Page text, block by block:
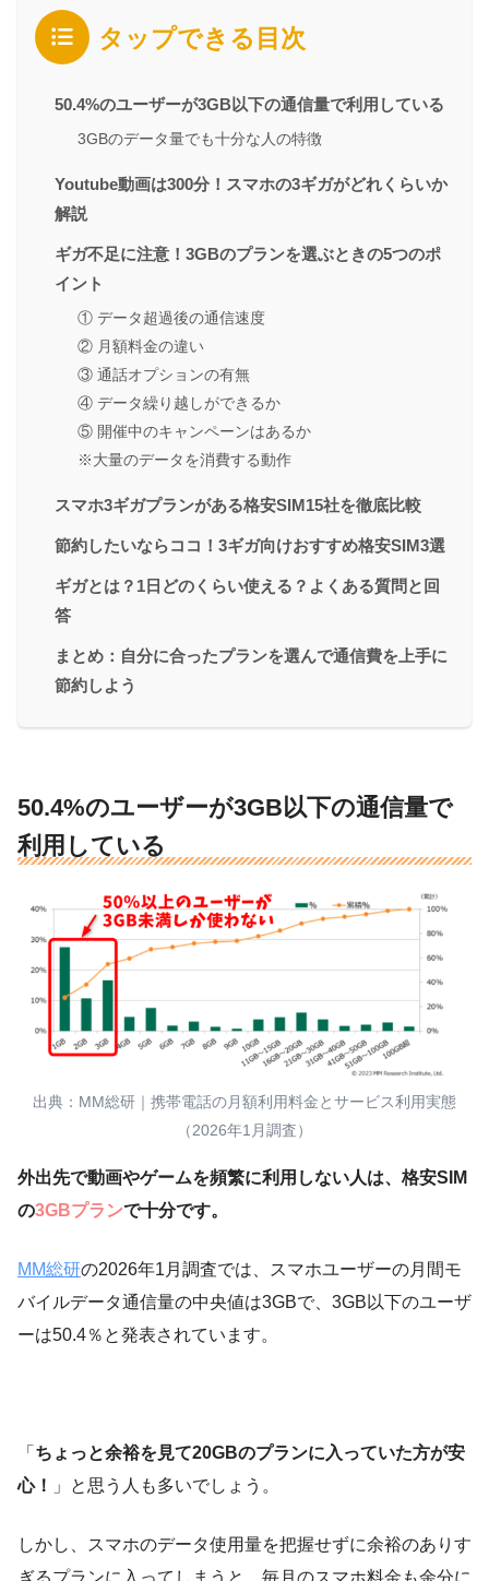
タップできる目次
50.4%のユーザーが3GB以下の通信量で利用している
3GBのデータ量でも十分な人の特徴
Youtube動画は300分！スマホの3ギガがどれくらいか
解説
ギガ不足に注意！3GBのプランを選ぶときの5つのポ
イント
① データ超過後の通信速度
② 月額料金の違い
③ 通話オプションの有無
④ データ繰り越しができるか
⑤ 開催中のキャンペーンはあるか
※大量のデータを消費する動作
スマホ3ギガプランがある格安SIM15社を徹底比較
節約したいならココ！3ギガ向けおすすめ格安SIM3選
ギガとは？1日どのくらい使える？よくある質問と回
答
まとめ：自分に合ったプランを選んで通信費を上手に
節約しよう
50.4%のユーザーが3GB以下の通信量で
利用している
出典：MM総研｜携帯電話の月額利用料金とサービス利用実態
（2026年1月調査）
外出先で動画やゲームを頻繁に利用しない人は、格安SIM
の3GBプランで十分です。
MM総研の2026年1月調査では、スマホユーザーの月間モ
バイルデータ通信量の中央値は3GBで、3GB以下のユーザ
ーは50.4％と発表されています。
「 ちょっと余裕を見て20GBのプランに入っていた方が安
心！
」と思う人も多いでしょう。
しかし、スマホのデータ使用量を把握せずに余裕のありす
ぎるプランに入ってしまうと、毎月のスマホ料金も余分に